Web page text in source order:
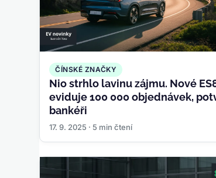
ČÍNSKÉ ZNAČKY
Nio strhlo lavinu zájmu. Nové
eviduje 100 000 objednávek,
bankéři
17. 9. 2025 · 5 min čtení